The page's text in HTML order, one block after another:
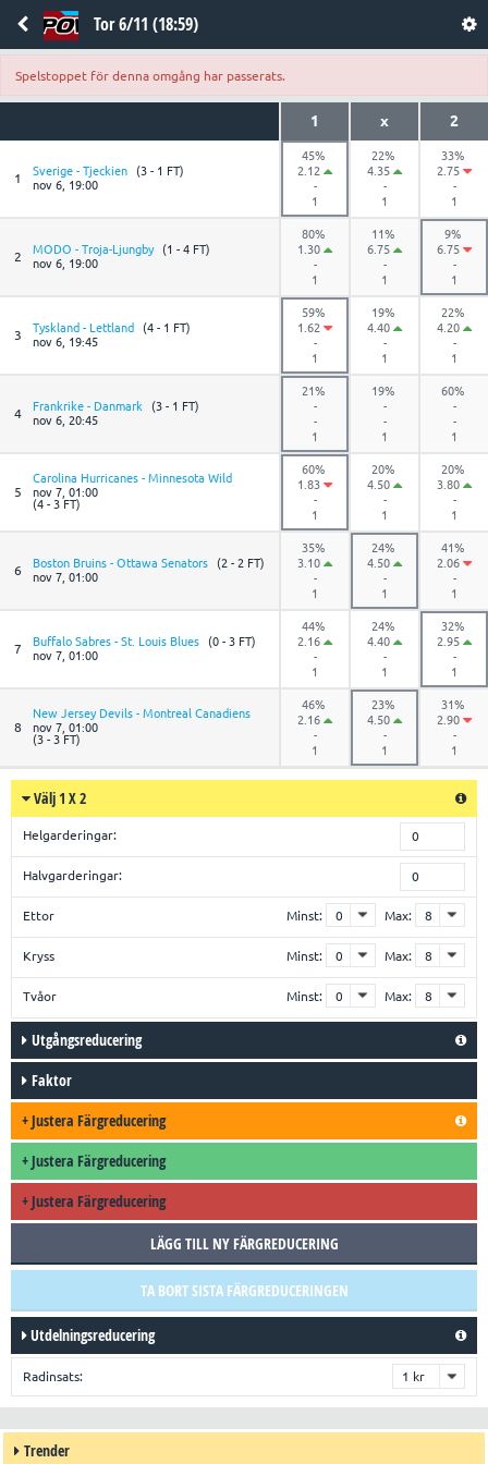
Tor 6/11 (18:59)
Spelstoppet för denna omgång har passerats.
1 x 2
1
Sverige - Tjeckien
nov 6, 19:00
(3 - 1 FT)
45%
2.12
-
1
22%
4.35
-
1
33%
2.75
-
1
2
MODO - Troja-Ljungby
nov 6, 19:00
(1 - 4 FT)
80%
1.30
-
1
11%
6.75
-
1
9%
6.75
-
1
3
Tyskland - Lettland
nov 6, 19:45
(4 - 1 FT)
59%
1.62
-
1
19%
4.40
-
1
22%
4.20
-
1
4
Frankrike - Danmark
nov 6, 20:45
(3 - 1 FT)
21%
-
-
1
19%
-
-
1
60%
-
-
1
5
Carolina Hurricanes - Minnesota Wild
nov 7, 01:00
(4 - 3 FT)
60%
1.83
-
1
20%
4.50
-
1
20%
3.80
-
1
6
Boston Bruins - Ottawa Senators
nov 7, 01:00
(2 - 2 FT)
35%
3.10
-
1
24%
4.50
-
1
41%
2.06
-
1
7
Buffalo Sabres - St. Louis Blues
nov 7, 01:00
(0 - 3 FT)
44%
2.16
-
1
24%
4.40
-
1
32%
2.95
-
1
8
New Jersey Devils - Montreal Canadiens
nov 7, 01:00
(3 - 3 FT)
46%
2.16
-
1
23%
4.50
-
1
31%
2.90
-
1
Välj 1 X 2
Helgarderingar: 0
Halvgarderingar: 0
Ettor Minst: Max:
Kryss Minst: Max:
Tvåor Minst: Max:
Utgångsreducering
Faktor
+Justera Färgreducering
+ Justera Färgreducering
+ Justera Färgreducering
LÄGG TILL NY FÄRGREDUCERING
TA BORT SISTA FÄRGREDUCERINGEN
Utdelningsreducering
Radinsats:
Trender